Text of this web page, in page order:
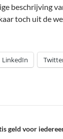
beschrijving
toch uit de
LinkedIn
geld voor